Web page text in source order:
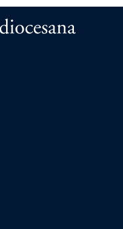
Cristiana